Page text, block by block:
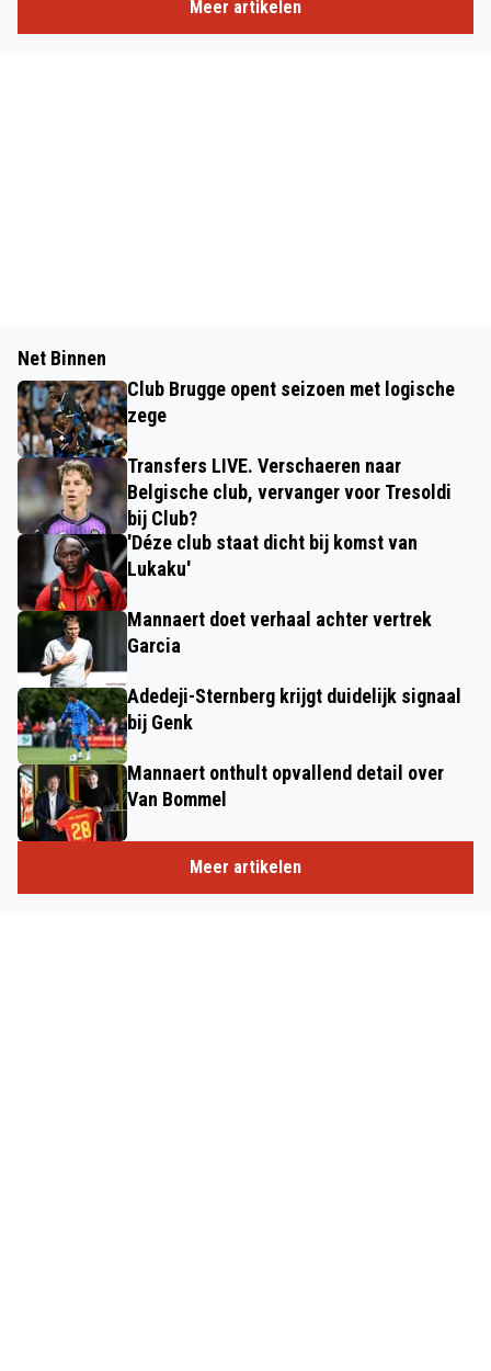
Meer artikelen
Net Binnen
Club Brugge opent seizoen met logische
zege
Transfers LIVE. Verschaeren naar
Belgische club, vervanger voor Tresoldi
bij Club?
'Déze club staat dicht bij komst van
Lukaku'
Mannaert doet verhaal achter vertrek
Garcia
Adedeji-Sternberg krijgt duidelijk signaal
bij Genk
Mannaert onthult opvallend detail over
Van Bommel
Meer artikelen